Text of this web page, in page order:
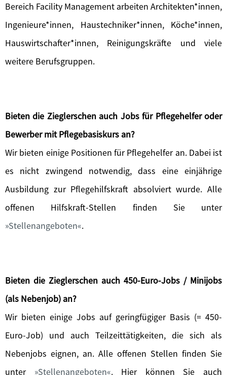
Bereich Facility Management arbeiten Architekten*innen,
Ingenieure*innen, Haustechniker*innen, Köche*innen,
Hauswirtschafter*innen, Reinigungskräfte und viele
weitere Berufsgruppen.
Bieten die Zieglerschen auch Jobs für Pflegehelfer oder
Bewerber mit Pflegebasiskurs an?
Wir bieten einige Positionen für Pflegehelfer an. Dabei ist
es nicht zwingend notwendig, dass eine einjährige
Ausbildung zur Pflegehilfskraft absolviert wurde. Alle
offenen Hilfskraft-Stellen finden Sie unter
Stellenangeboten .
Bieten die Zieglerschen auch 450-Euro-Jobs / Minijobs
(als Nebenjob) an?
Wir bieten einige Jobs auf geringfügiger Basis (= 450-
Euro-Job) und auch Teilzeittätigkeiten, die sich als
Nebenjobs eignen, an. Alle offenen Stellen finden Sie
unter
Stellenangeboten . Hier können Sie auch